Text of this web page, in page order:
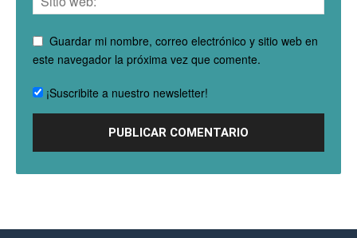
Guardar mi nombre, correo electrónico y sitio web en
este navegador la próxima vez que comente.
¡Suscribite a nuestro newsletter!